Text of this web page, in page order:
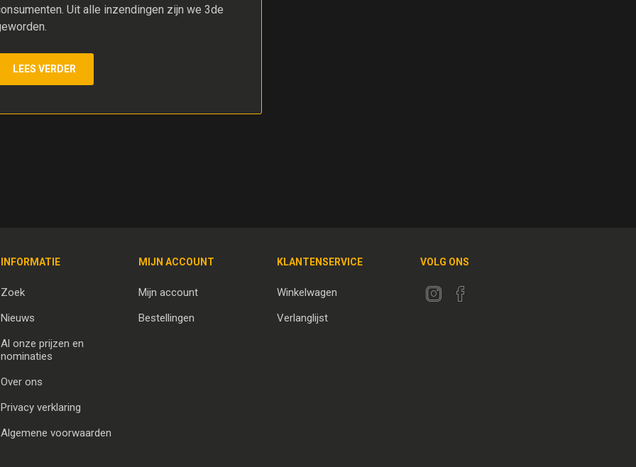
Uit alle inzendingen zijn we 3de
LEES VERDER
INFORMATIE
Zoek
Nieuws
Al onze prijzen en
nominaties
Over ons
Privacy verklaring
Algemene voorwaarden
MIJN ACCOUNT
Mijn account
Bestellingen
KLANTENSERVICE
Winkelwagen
Verlanglijst
VOLG ONS